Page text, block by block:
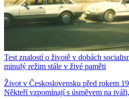
Test znalostí o životě v dobách
minulý režim stále v živé paměti
Život v Československu před rokem
Někteří vzpomínají s úsměvem na